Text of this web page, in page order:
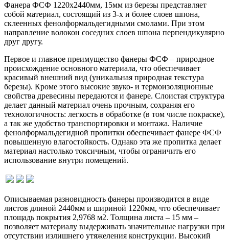
Фанера ФСФ 1220х2440мм, 15мм из березы представляет
собой материал, состоящий из 3-х и более слоев шпона,
склеенных фенолформальдегидными смолами. При этом
направление волокон соседних слоев шпона перпендикулярно
друг другу.
Первое и главное преимущество фанеры ФСФ – природное
происхождение основного материала, что обеспечивает
красивый внешний вид (уникальная природная текстура
березы). Кроме этого высокие звуко- и термоизоляционные
свойства древесины передаются и фанере. Слоистая структура
делает данный материал очень прочным, сохраняя его
технологичность: легкость в обработке (в том числе покраске),
а так же удобство транспортировки и монтажа. Наличие
фенолформальдегидной пропитки обеспечивает фанере ФСФ
повышенную влагостойкость. Однако эта же пропитка делает
материал настолько токсичным, чтобы ограничить его
использование внутри помещений.
Описываемая разновидность фанеры производится в виде
листов длиной 2440мм и шириной 1220мм, что обеспечивает
площадь покрытия 2,9768 м2. Толщина листа – 15 мм –
позволяет материалу выдерживать значительные нагрузки при
отсутствии излишнего утяжеления конструкции. Высокий